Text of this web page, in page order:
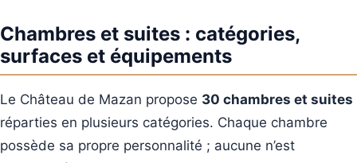
Chambres et suites : catégories,
surfaces et équipements
Le Château de Mazan propose 30 chambres et suites
réparties en plusieurs catégories. Chaque chambre
possède sa propre personnalité ; aucune n’est